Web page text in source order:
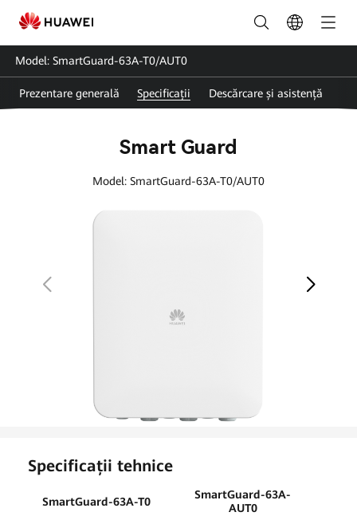
SmartGuard-
63A-
T0-
AUT0
Backup
România
Model: SmartGuard-63A-T0/AUT0
Prezentare generală Specificații Descărcare și asistență
Smart Guard
Model: SmartGuard-63A-T0/AUT0
Specificații tehnice
SmartGuard-63A-T0
SmartGuard-63A-
AUT0